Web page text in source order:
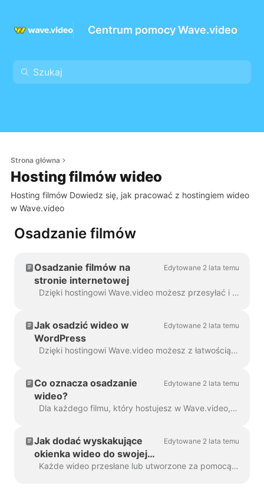
Centrum pomocy Wave.video
Strona główna
Hosting filmów wideo
Hosting filmów Dowiedz się, jak pracować z hostingiem wideo
w Wave.video
Osadzanie filmów
Osadzanie filmów na
stronie internetowej
Edytowane 2 lata temu
Dzięki hostingowi Wave.video możesz przesyłać i hostować własne filmy, a także te, które tworzysz za pomocą edytora Wave.video. Aby osadzić wideo, należy...
Jak osadzić wideo w
WordPress
Edytowane 2 lata temu
Dzięki hostingowi Wave.video możesz z łatwością osadzać swoje filmy we wpisie na blogu WordPress, na stronie docelowej itp. Czytaj dalej, aby dowiedzieć się, jak to zrobić. Aby osadzić ...
Co oznacza osadzanie
wideo?
Edytowane 2 lata temu
Dla każdego filmu, który hostujesz w Wave.video, możesz zezwolić na osadzanie. Oznacza to, że gdy link do osadzania jest włączony, będziesz mógł dodać ...
Jak dodać wyskakujące
okienka wideo do swojej
witryny za pomocą
Edytowane 2 lata temu
Każde wideo przesłane lub utworzone za pomocą Wave.video można osadzić na swojej stronie internetowej lub blogu. Istnieją dwa rodzaje osadzania wideo - inline i popup / p...